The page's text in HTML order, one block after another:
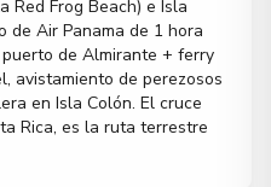
Red Frog Beach) e Isla
de Air Panama de 1 hora
de Almirante + ferry
avistamiento de perezosos
en Isla Colón. El cruce
Rica, es la ruta terrestre